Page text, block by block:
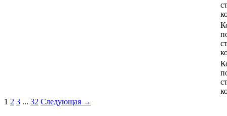
1 2 3 ... 32 Следующая →